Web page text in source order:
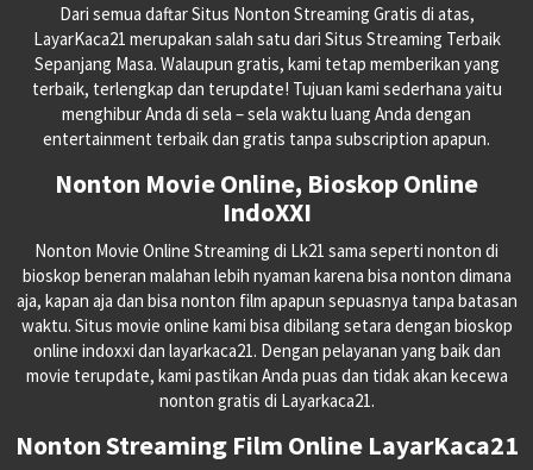
Dari semua daftar Situs Nonton Streaming Gratis di atas,
LayarKaca21 merupakan salah satu dari Situs Streaming Terbaik
Sepanjang Masa. Walaupun gratis, kami tetap memberikan yang
terbaik, terlengkap dan terupdate! Tujuan kami sederhana yaitu
menghibur Anda di sela – sela waktu luang Anda dengan
entertainment terbaik dan gratis tanpa subscription apapun.
Nonton Movie Online, Bioskop Online
IndoXXI
Nonton Movie Online Streaming di Lk21 sama seperti nonton di
bioskop beneran malahan lebih nyaman karena bisa nonton dimana
aja, kapan aja dan bisa nonton film apapun sepuasnya tanpa batasan
waktu. Situs movie online kami bisa dibilang setara dengan bioskop
online indoxxi dan layarkaca21. Dengan pelayanan yang baik dan
movie terupdate, kami pastikan Anda puas dan tidak akan kecewa
nonton gratis di Layarkaca21.
Nonton Streaming Film Online LayarKaca21